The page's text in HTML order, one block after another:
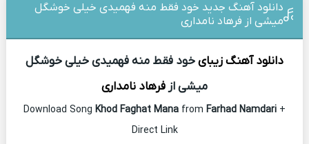
دانلود آهنگ جدید خود فقط منه فهمیدی خیلی خوشگل
میشی از فرهاد نامداری
دانلود آهنگ زیبایخود فقط منه فهمیدی خیلی خوشگل
میشی ازفرهاد نامداری
Download Song Khod Faghat Mana from Farhad Namdari +
Direct Link